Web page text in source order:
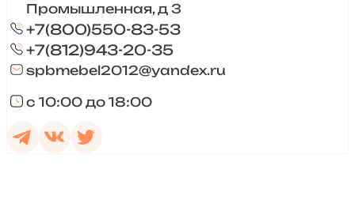
Промышленная, д 3
+7(800)550-83-53
+7(812)943-20-35
spbmebel2012@yandex.ru
с 10:00 до 18:00